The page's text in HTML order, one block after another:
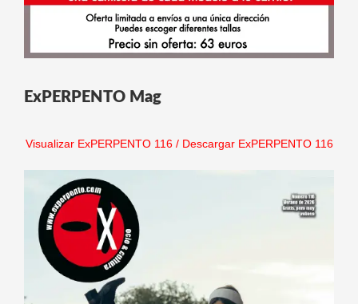
ExPERPENTO Mag
Visualizar ExPERPENTO 116/ Descargar ExPERPENTO 116